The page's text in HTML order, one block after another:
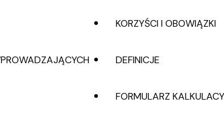
KORZYŚCI I OBOWIĄZKI
DEFINICJE
FORMULARZ